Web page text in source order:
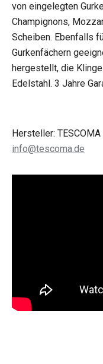
von eingelegten
Champignons,
Scheiben. Ebenfalls
Gurkenfächern
hergestellt, die
Edelstahl. 3 Jahre
Hersteller:
info@tescoma.de